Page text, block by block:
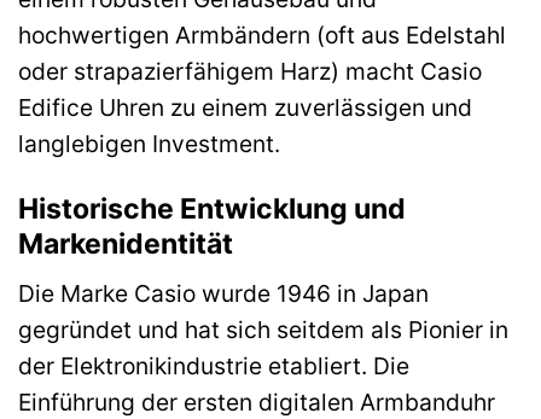
hochwertigen Armbändern (oft aus Edelstahl
oder strapazierfähigem Harz) macht Casio
Edifice Uhren zu einem zuverlässigen und
langlebigen Investment.
Historische Entwicklung und
Markenidentität
Die Marke Casio wurde 1946 in Japan
gegründet und hat sich seitdem als Pionier in
der Elektronikindustrie etabliert. Die
Einführung der ersten digitalen Armbanduhr